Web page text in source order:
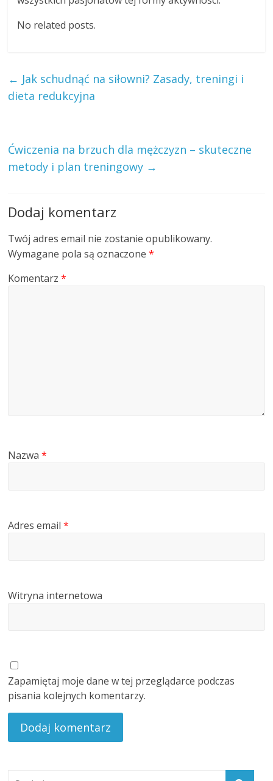
No related posts.
← Jak schudnąć na siłowni? Zasady, treningi i
dieta redukcyjna
Ćwiczenia na brzuch dla mężczyzn – skuteczne
metody i plan treningowy →
Dodaj komentarz
Twój adres email nie zostanie opublikowany.
Wymagane pola są oznaczone*
Komentarz*
Nazwa*
Adres email*
Witryna internetowa
Zapamiętaj moje dane w tej przeglądarce podczas
pisania kolejnych komentarzy.